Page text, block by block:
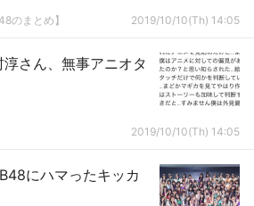
のまとめ】 2019/10/10(Th) 14:05
淳さん、無事アニオタ
2019/10/10(Th) 14:05
にハマったキッカ